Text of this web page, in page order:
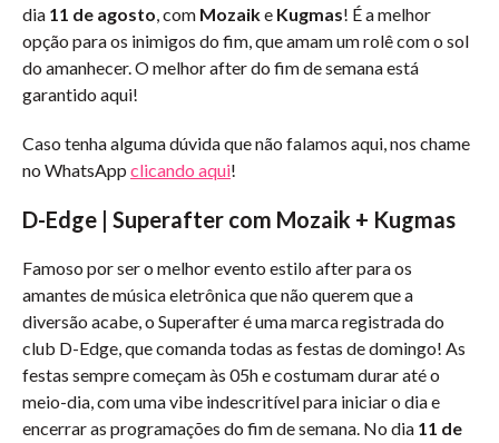
dia 11 de agosto, com Mozaike Kugmas! É a melhor
opção para os inimigos do fim, que amam um rolê com o sol
do amanhecer. O melhor after do fim de semana está
garantido aqui!
Caso tenha alguma dúvida que não falamos aqui, nos chame
no WhatsApp clicando aqui!
D-Edge | Superafter com Mozaik + Kugmas
Famoso por ser o melhor evento estilo after para os
amantes de música eletrônica que não querem que a
diversão acabe, o Superafter é uma marca registrada do
club D-Edge, que comanda todas as festas de domingo! As
festas sempre começam às 05h e costumam durar até o
meio-dia, com uma vibe indescritível para iniciar o dia e
encerrar as programações do fim de semana. No dia 11 de